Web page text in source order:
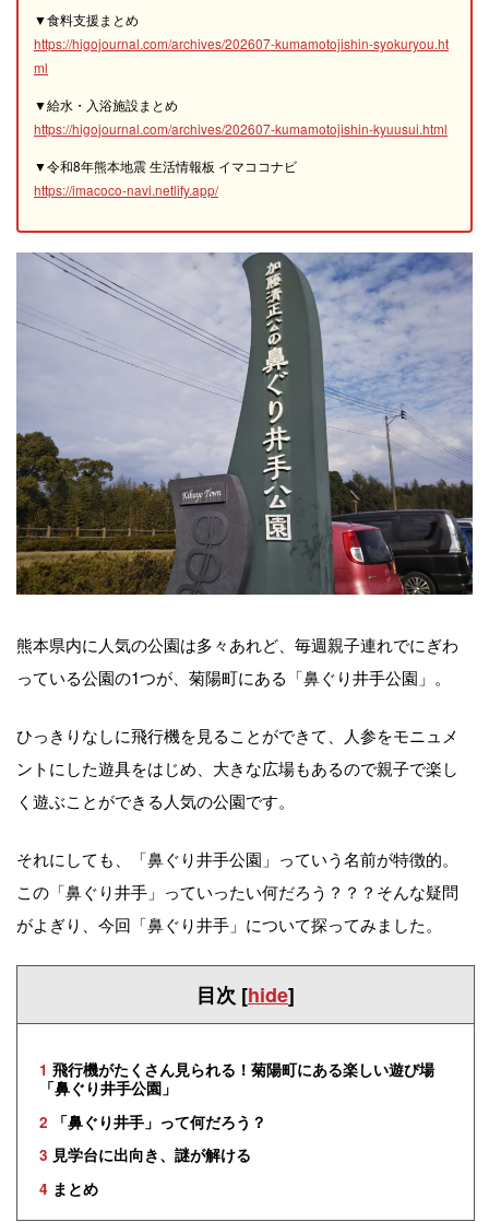
▼食料支援まとめ
https://higojournal.com/archives/202607-kumamotojishin-syokuryou.ht
ml
▼給水・入浴施設まとめ
https://higojournal.com/archives/202607-kumamotojishin-kyuusui.html
▼令和8年熊本地震 生活情報板 イマココナビ
https://imacoco-navi.netlify.app/
熊本県内に人気の公園は多々あれど、毎週親子連れでにぎわ
っている公園の1つが、菊陽町にある「鼻ぐり井手公園」。
ひっきりなしに飛行機を見ることができて、人参をモニュメ
ントにした遊具をはじめ、大きな広場もあるので親子で楽し
く遊ぶことができる人気の公園です。
それにしても、「鼻ぐり井手公園」っていう名前が特徴的。
この「鼻ぐり井手」っていったい何だろう？？？そんな疑問
がよぎり、今回「鼻ぐり井手」について探ってみました。
目次 [hide]
1 飛行機がたくさん見られる！菊陽町にある楽しい遊び場
「鼻ぐり井手公園」
2 「鼻ぐり井手」って何だろう？
3 見学台に出向き、謎が解ける
4 まとめ